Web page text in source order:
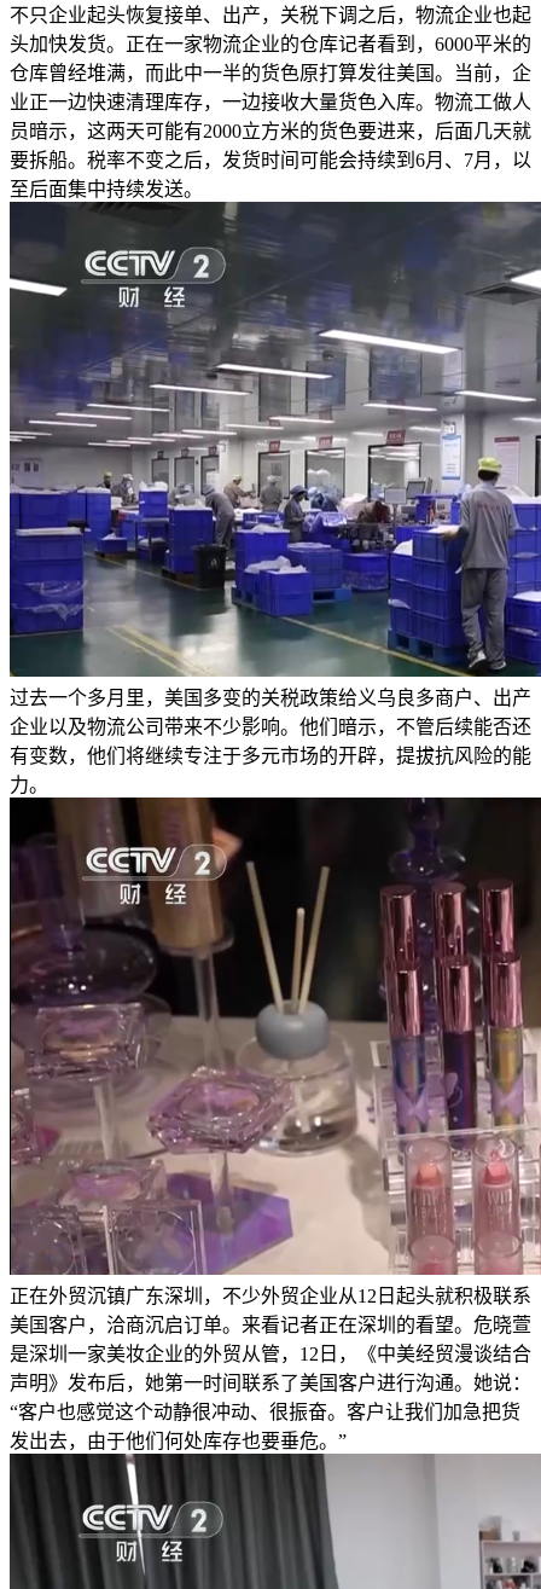
不只企业起头恢复接单、出产，关税下调之后，物流企业也起
头加快发货。正在一家物流企业的仓库记者看到，6000平米的
仓库曾经堆满，而此中一半的货色原打算发往美国。当前，企
业正一边快速清理库存，一边接收大量货色入库。物流工做人
员暗示，这两天可能有2000立方米的货色要进来，后面几天就
要拆船。税率不变之后，发货时间可能会持续到6月、7月，以
至后面集中持续发送。
过去一个多月里，美国多变的关税政策给义乌良多商户、出产
企业以及物流公司带来不少影响。他们暗示，不管后续能否还
有变数，他们将继续专注于多元市场的开辟，提拔抗风险的能
力。
正在外贸沉镇广东深圳，不少外贸企业从12日起头就积极联系
美国客户，洽商沉启订单。来看记者正在深圳的看望。危晓萱
是深圳一家美妆企业的外贸从管，12日，《中美经贸漫谈结合
声明》发布后，她第一时间联系了美国客户进行沟通。她说：
“客户也感觉这个动静很冲动、很振奋。客户让我们加急把货
发出去，由于他们何处库存也要垂危。”